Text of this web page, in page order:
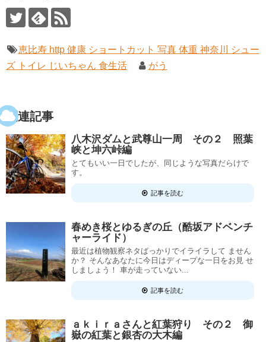
恵比寿 http 健康 ショートカット 写真 体重 神奈川 シュー
ズ トイレ じいちゃん 食生活
がう
関連記事
八木沢ダムと武尊山一周 その２ 照葉
峡と坤六峠編
とてもいい一日でしたが、同じような写真だらけで
す。
記事を読む
春めき桜とゆるぎの丘（酷坂アドベンチ
ャーライド）
最近は植物観察ネタばっかりでイライラして ません
か？ そんなあなたに今日はディープな一日をお見 せ
しましょう！ 車が走っていない...
記事を読む
ａｋｉｒａさんと紅葉狩り その２ 御
嶽の紅葉と銀杏の大木編